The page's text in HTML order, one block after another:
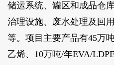
储运系统、罐区和成品仓
治理设施、废水处理及回
等。项目主要产品有45万
乙烯、10万吨/年EVA/